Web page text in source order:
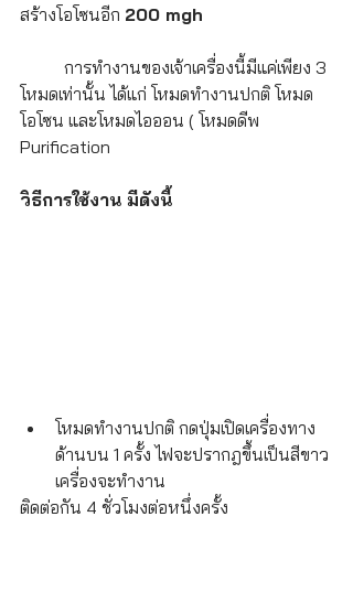
สร้างโอโซนอีก 200 mgh
โหมดเท่านั้น ได้แก่ โหมดทำงานปกติ โหมด
โอโซน และโหมดไอออน ( โหมดดีพ
Purification
วิธีการใช้งาน มีดังนี้
โหมดทำงานปกติ กดปุ่มเปิดเครื่องทาง
ด้านบน 1 ครั้ง ไฟจะปรากฎขึ้นเป็นสีขาว
เครื่องจะทำงาน
ติดต่อกัน 4 ชั่วโมงต่อหนึ่งครั้ง